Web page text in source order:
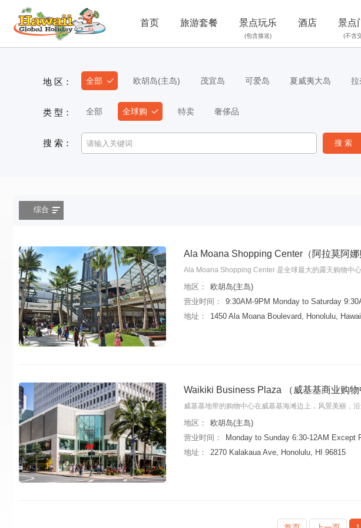
首页 旅游套餐 景点玩乐
(包含接送)
酒店 景点
(不含
地 区： 全部 欧胡岛(主岛) 茂宜岛 可爱岛 夏威夷大岛 拉
类 型： 全部 全球购 特卖 奢侈品
搜 索：
综合
Ala Moana Shopping Center（阿拉莫阿娜
Ala Moana Shopping Center 是全球最大的露天购物中
地区：
欧胡岛(主岛)
营业时间：
9:30AM-9PM Monday to Saturday
地址：
1450 Ala Moana Boulevard, Honolulu,
Waikiki Business Plaza （威基基商业购物
威基基地带的购物中心在威基基海滩边上，风景美丽，
地区：
欧胡岛(主岛)
营业时间：
Monday to Sunday 6:30-12AM Except
地址：
2270 Kalakaua Ave, Honolulu, HI 96815